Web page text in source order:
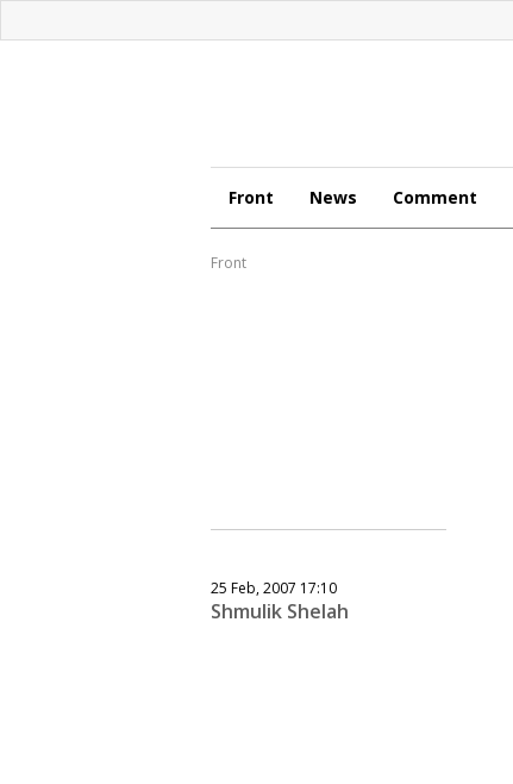
Front News Comment
Front
25 Feb, 2007 17:10
Shmulik Shelah